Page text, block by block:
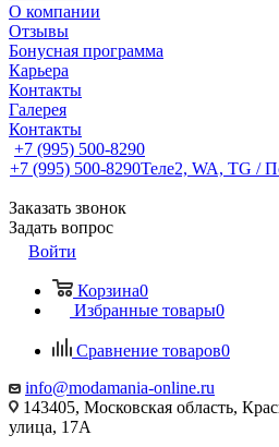
О компании
Отзывы
Бонусная программа
Карьера
Контакты
Галерея
Контакты
+7 (995) 500-8290
+7 (995) 500-8290Теле2, WA, TG /
Заказать звонок
Задать вопрос
Войти
Корзина0
Избранные товары0
Сравнение товаров0
info@modamania-online.ru
143405, Московская область,
улица, 17А